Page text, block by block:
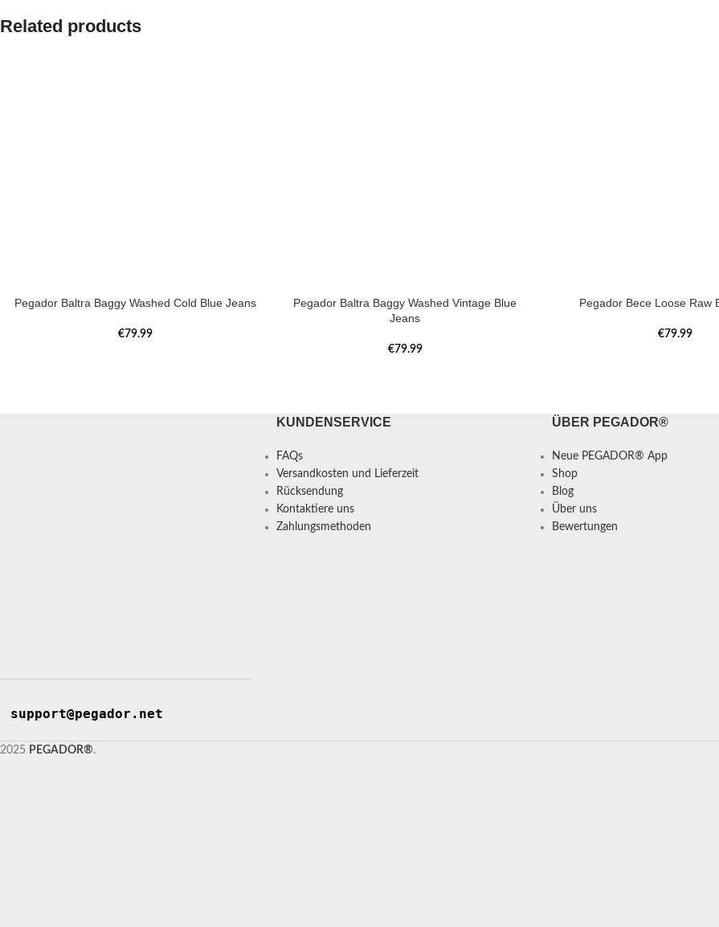
Related products
Pegador Baltra Baggy Washed Cold Blue Jeans
€79.99
Pegador Baltra Baggy Washed Vintage Blue
Jeans
€79.99
Pegador Bece Loose Raw
€79.99
support@pegador.net
KUNDENSERVICE
FAQs
Versandkosten und Lieferzeit
Rücksendung
Kontaktiere uns
Zahlungsmethoden
ÜBER PEGADOR®
Neue PEGADOR® App
Shop
Blog
Über uns
Bewertungen
2025 PEGADOR®.